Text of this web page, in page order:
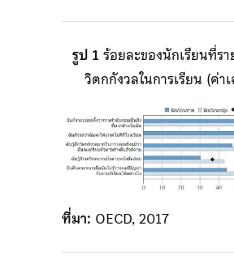
รูป 1ร้อยละของนักเรียนที่ร
วิตกกังวลในการเรียน (ค่า
ที่มา: OECD, 2017